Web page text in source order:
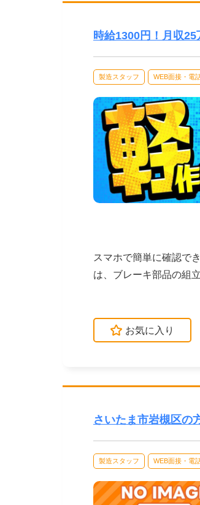
時給1300円！月収
製造スタッフ WEB面接・電
スマホで簡単に確認で
は、ブレーキ部品の組
お気に入り
さいたま市岩槻区の
製造スタッフ WEB面接・電